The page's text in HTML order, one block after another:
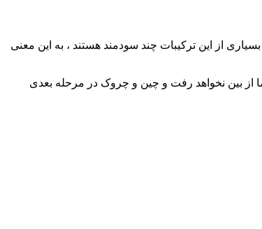
از این ترکیبات چند سودمند هستند ، به این معنی
بین نخواهد رفت و چین و چروک در مرحله بعدی